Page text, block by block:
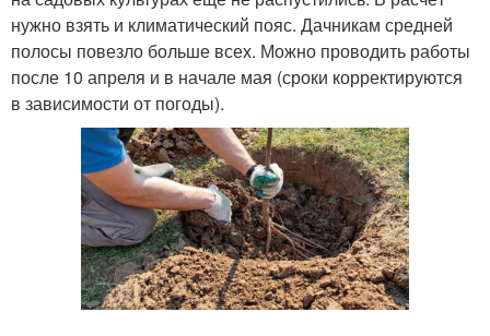
нужно взять и климатический пояс. Дачникам средней
полосы повезло больше всех. Можно проводить работы
после 10 апреля и в начале мая (сроки корректируются
в зависимости от погоды).